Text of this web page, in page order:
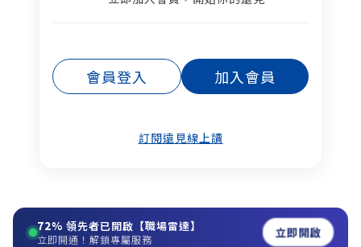
會員登入 加入會員
訂閱遠見線上讀
72% 領先者已開啟【職場雷達】
立即開通！解鎖專屬服務 立即開啟